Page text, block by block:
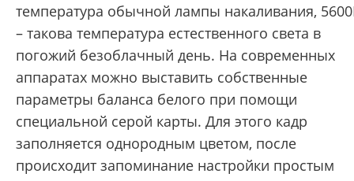
температура обычной лампы накаливания,
– такова температура естественного света в
погожий безоблачный день. На современных
аппаратах можно выставить собственные
параметры баланса белого при помощи
специальной серой карты. Для этого кадр
заполняется однородным цветом, после
происходит запоминание настройки простым